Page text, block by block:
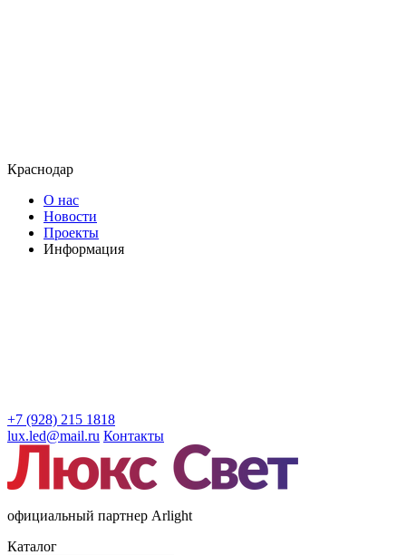
Краснодар
О нас
Новости
Проекты
Информация
+7 (928) 215 1818
lux.led@mail.ru Контакты
официальный партнер Arlight
Каталог